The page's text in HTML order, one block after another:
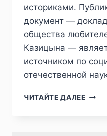
историками.
документ —
общества
Казицына —
источником по
отечественной
ЧИТАЙТЕ ДАЛЕЕПИЖ